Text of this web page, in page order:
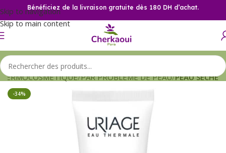
Skip to navigation
Skip to main content
Bénéficiez de la livraison gratuite dès 180 DH d’achat.
DERMOCOSMETIQUE PAR PROBLEME DE PEAU PEAU SECHE
-34%